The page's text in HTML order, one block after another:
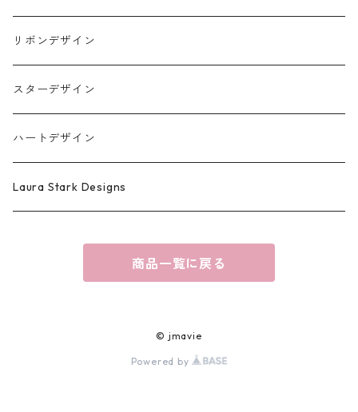
リボンデザイン
スターデザイン
ハートデザイン
Laura Stark Designs
商品一覧に戻る
© jmavie
Powered by